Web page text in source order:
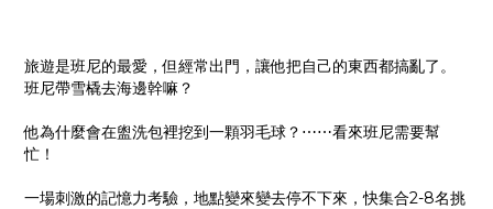
旅遊是班尼的最愛，但經常出門，讓他把自己的東西都搞亂了。
班尼帶雪橇去海邊幹嘛？
他為什麼會在盥洗包裡挖到一顆羽毛球？⋯⋯看來班尼需要幫
忙！
一場刺激的記憶力考驗，地點變來變去停不下來，快集合2-8名挑